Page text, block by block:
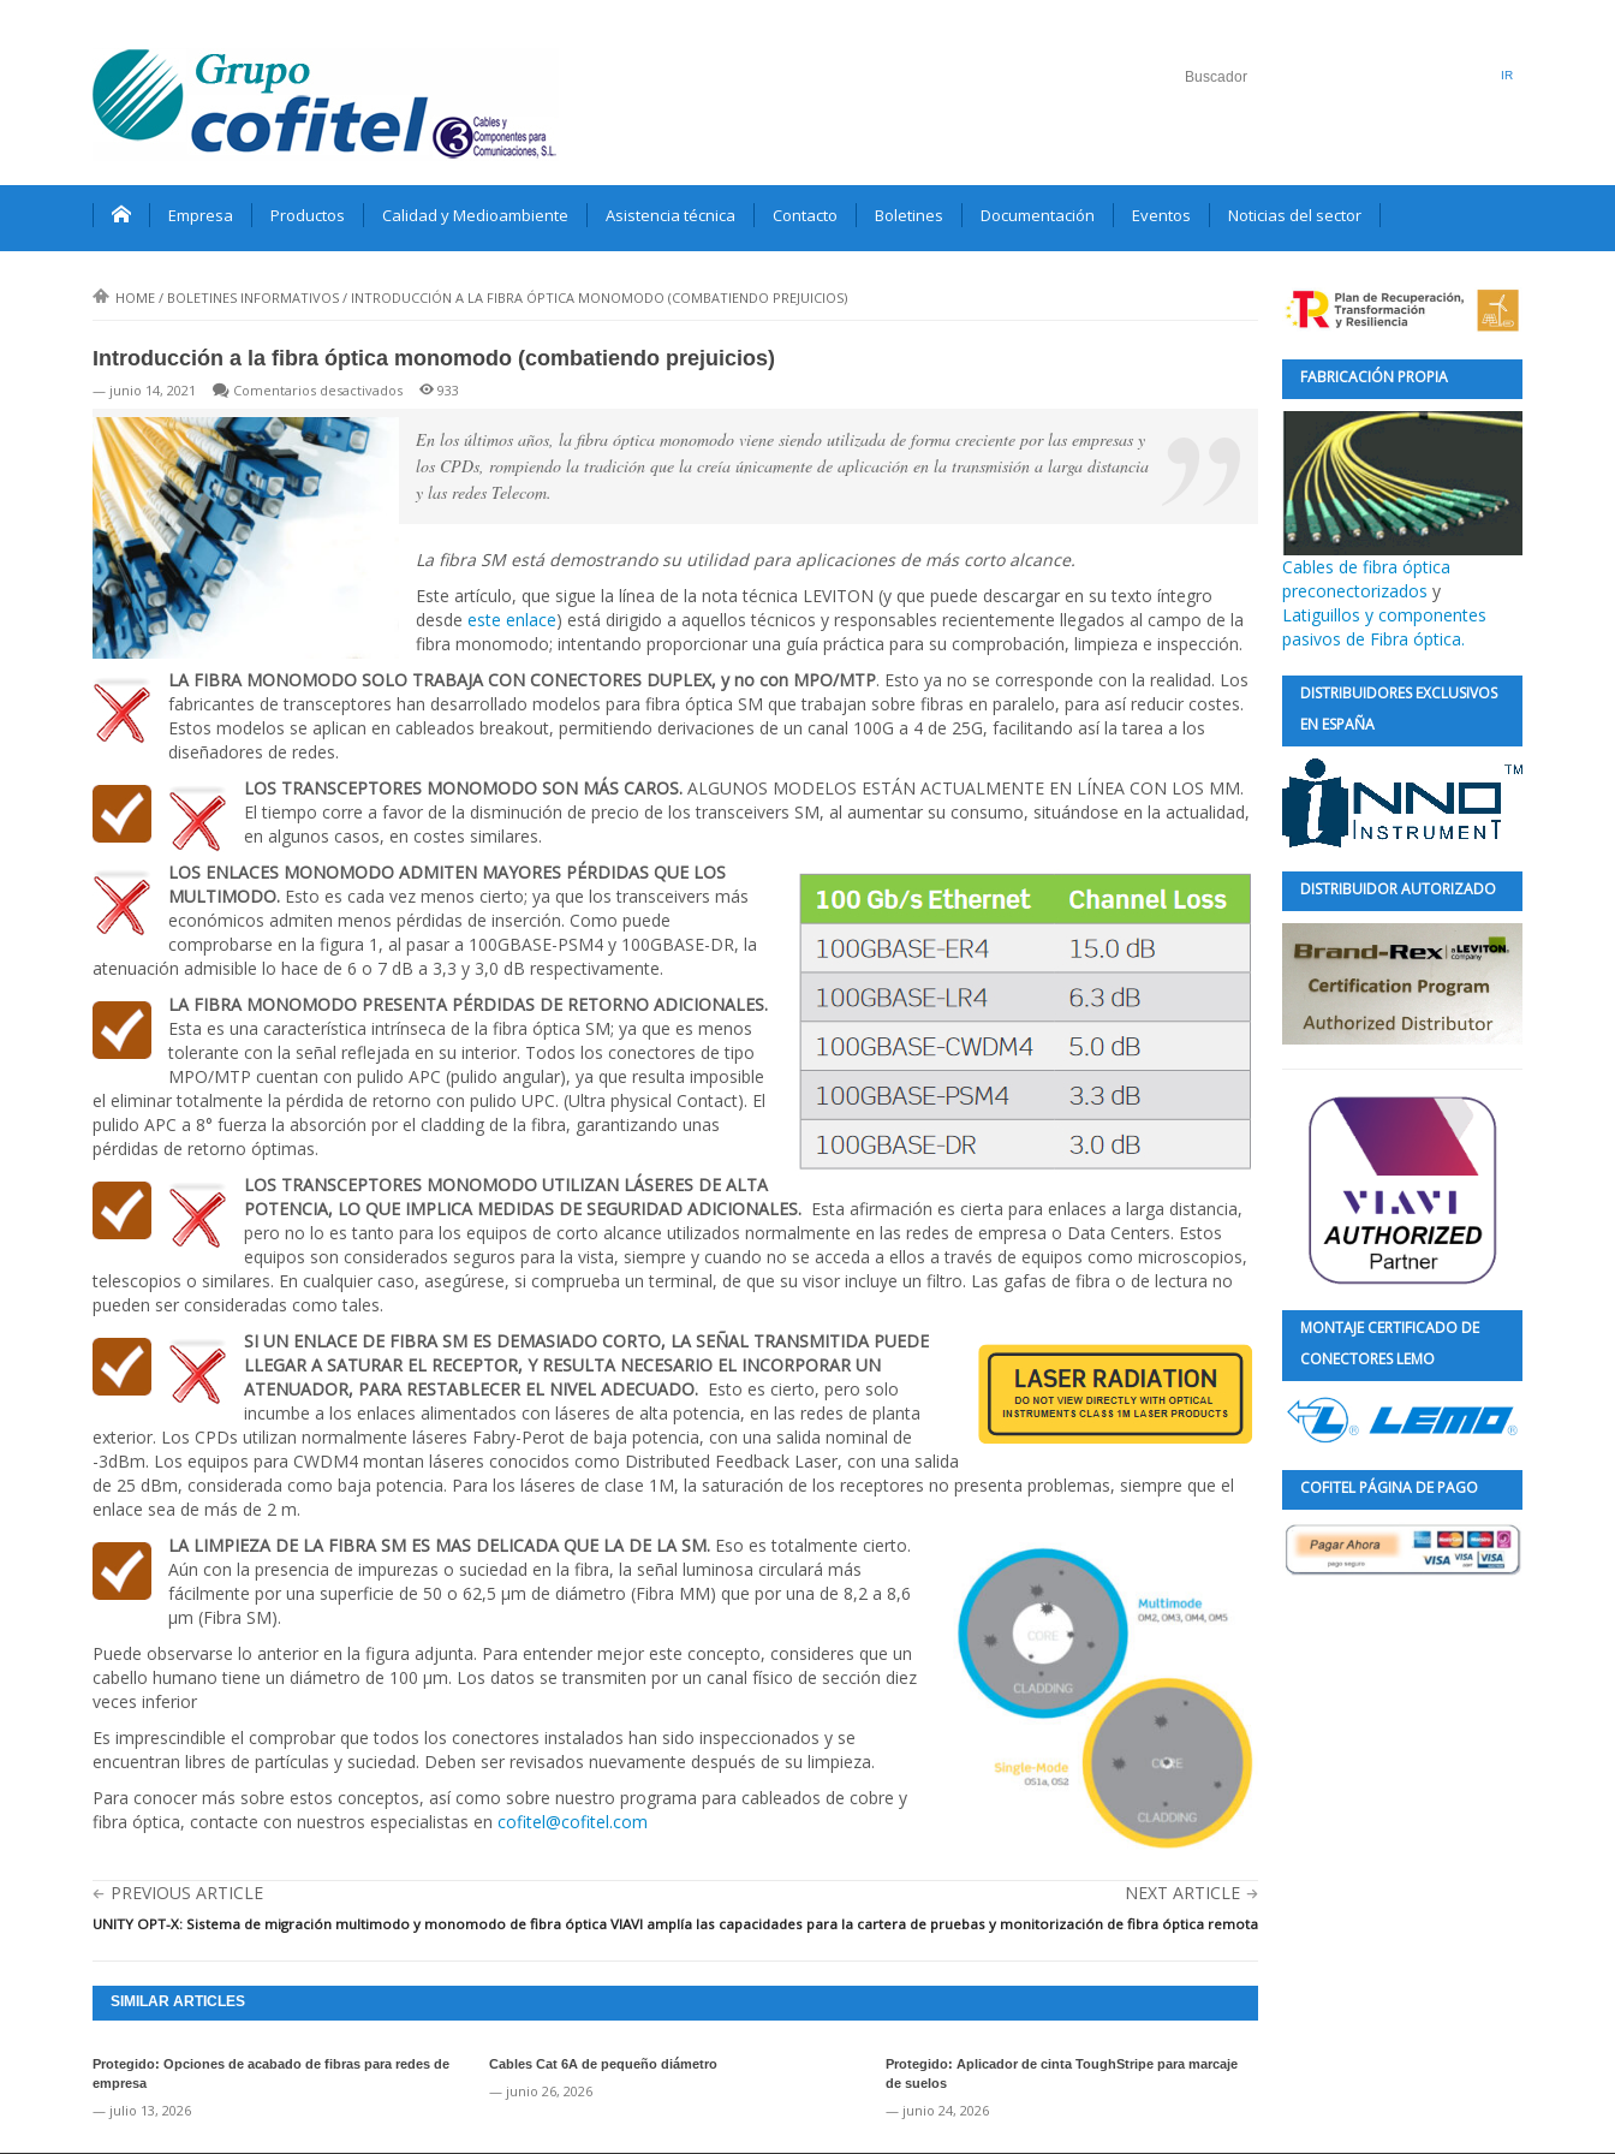
Empresa Productos Calidad y Medioambiente Asistencia técnica Contacto Boletines Documentación Eventos Noticias del sector
HOME / BOLETINES INFORMATIVOS / INTRODUCCIÓN A LA FIBRA ÓPTICA MONOMODO (COMBATIENDO PREJUICIOS)
Introducción a la fibra óptica monomodo (combatiendo prejuicios)
— junio 14, 2021 Comentarios desactivadosen
(combatiendo
933
En los últimos años, la fibra óptica monomodo viene siendo utilizada de forma creciente por las empresas y
los CPDs, rompiendo la tradición que la creía únicamente de aplicación en la transmisión a larga distancia
y las redes Telecom.
La fibra SM está demostrando su utilidad para aplicaciones de más corto alcance.
Este artículo, que sigue la línea de la nota técnica LEVITON (y que puede descargar en su texto íntegro
desde este enlace) está dirigido a aquellos técnicos y responsables recientemente llegados al campo de la
fibra monomodo; intentando proporcionar una guía práctica para su comprobación, limpieza e inspección.
LA FIBRA MONOMODO SOLO TRABAJA CON CONECTORES DUPLEX, y no con MPO/MTP. Esto ya no se corresponde con la realidad. Los
fabricantes de transceptores han desarrollado modelos para fibra óptica SM que trabajan sobre fibras en paralelo, para así reducir costes.
Estos modelos se aplican en cableados breakout, permitiendo derivaciones de un canal 100G a 4 de 25G, facilitando así la tarea a los
diseñadores de redes.
LOS TRANSCEPTORES MONOMODO SON MÁS CAROS. ALGUNOS MODELOS ESTÁN ACTUALMENTE EN LÍNEA CON LOS MM.
El tiempo corre a favor de la disminución de precio de los transceivers SM, al aumentar su consumo, situándose en la actualidad,
en algunos casos, en costes similares.
LOS ENLACES MONOMODO ADMITEN MAYORES PÉRDIDAS QUE LOS
MULTIMODO. Esto es cada vez menos cierto; ya que los transceivers más
económicos admiten menos pérdidas de inserción. Como puede
comprobarse en la figura 1, al pasar a 100GBASE-PSM4 y 100GBASE-DR, la
atenuación admisible lo hace de 6 o 7 dB a 3,3 y 3,0 dB respectivamente.
LA FIBRA MONOMODO PRESENTA PÉRDIDAS DE RETORNO ADICIONALES.
Esta es una característica intrínseca de la fibra óptica SM; ya que es menos
tolerante con la señal reflejada en su interior. Todos los conectores de tipo
MPO/MTP cuentan con pulido APC (pulido angular), ya que resulta imposible
el eliminar totalmente la pérdida de retorno con pulido UPC. (Ultra physical Contact). El
pulido APC a 8° fuerza la absorción por el cladding de la fibra, garantizando unas
pérdidas de retorno óptimas.
LOS TRANSCEPTORES MONOMODO UTILIZAN LÁSERES DE ALTA
POTENCIA, LO QUE IMPLICA MEDIDAS DE SEGURIDAD ADICIONALES. Esta afirmación es cierta para enlaces a larga distancia,
pero no lo es tanto para los equipos de corto alcance utilizados normalmente en las redes de empresa o Data Centers. Estos
equipos son considerados seguros para la vista, siempre y cuando no se acceda a ellos a través de equipos como microscopios,
telescopios o similares. En cualquier caso, asegúrese, si comprueba un terminal, de que su visor incluye un filtro. Las gafas de fibra o de lectura no
pueden ser consideradas como tales.
SI UN ENLACE DE FIBRA SM ES DEMASIADO CORTO, LA SEÑAL TRANSMITIDA PUEDE
LLEGAR A SATURAR EL RECEPTOR, Y RESULTA NECESARIO EL INCORPORAR UN
ATENUADOR, PARA RESTABLECER EL NIVEL ADECUADO. Esto es cierto, pero solo
incumbe a los enlaces alimentados con láseres de alta potencia, en las redes de planta
exterior. Los CPDs utilizan normalmente láseres Fabry-Perot de baja potencia, con una salida nominal de
-3dBm. Los equipos para CWDM4 montan láseres conocidos como Distributed Feedback Laser, con una salida
de 25 dBm, considerada como baja potencia. Para los láseres de clase 1M, la saturación de los receptores no presenta problemas, siempre que el
enlace sea de más de 2 m.
LA LIMPIEZA DE LA FIBRA SM ES MAS DELICADA QUE LA DE LA SM. Eso es totalmente cierto.
Aún con la presencia de impurezas o suciedad en la fibra, la señal luminosa circulará más
fácilmente por una superficie de 50 o 62,5 µm de diámetro (Fibra MM) que por una de 8,2 a 8,6
µm (Fibra SM).
Puede observarse lo anterior en la figura adjunta. Para entender mejor este concepto, consideres que un
cabello humano tiene un diámetro de 100 µm. Los datos se transmiten por un canal físico de sección diez
veces inferior
Es imprescindible el comprobar que todos los conectores instalados han sido inspeccionados y se
encuentran libres de partículas y suciedad. Deben ser revisados nuevamente después de su limpieza.
Para conocer más sobre estos conceptos, así como sobre nuestro programa para cableados de cobre y
fibra óptica, contacte con nuestros especialistas en cofitel@cofitel.com
PREVIOUS ARTICLE
UNITY OPT-X: Sistema de migración multimodo y monomodo de fibra óptica
NEXT ARTICLE
VIAVI amplía las capacidades para la cartera de pruebas y monitorización de fibra óptica remota
SIMILAR ARTICLES
Protegido: Opciones de acabado de fibras para redes de
empresa
— julio 13, 2026
Cables Cat 6A de pequeño diámetro
— junio 26, 2026
Protegido: Aplicador de cinta ToughStripe para marcaje
de suelos
— junio 24, 2026
FABRICACIÓN PROPIA
Cables de fibra óptica
preconectorizados y
Latiguillos y componentes
pasivos de Fibra óptica.
DISTRIBUIDORES EXCLUSIVOS
EN ESPAÑA
DISTRIBUIDOR AUTORIZADO
MONTAJE CERTIFICADO DE
CONECTORES LEMO
COFITEL PÁGINA DE PAGO